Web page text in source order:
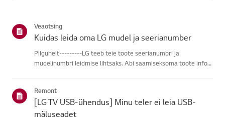
Veaotsing
Kuidas leida oma LG mudel ja seerianumber
Pilguheit---------LG teeb teie toote seerianumbri ja
mudelinumbri leidmise lihtsaks. Abi saamiseksoma toote info
võiva...
Remont
[LG TV USB-ühendus] Minu teler ei leia USB-
mäluseadet